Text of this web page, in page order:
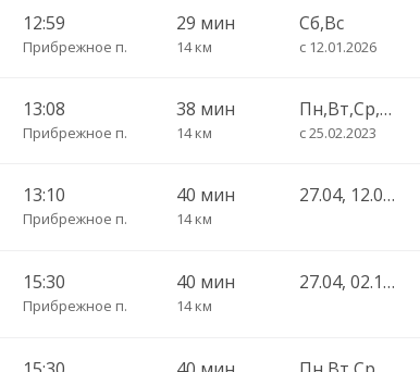
12:59
Прибрежное п.
29 мин
14 км
Сб,Вс
с 12.01.2026
13:08
Прибрежное п.
38 мин
14 км
Пн,Вт,Ср,Чт,Пт
с 25.02.2023
13:10
Прибрежное п.
40 мин
14 км
27.04, 12.06, 02.11, 28.12, 01.11
15:30
Прибрежное п.
40 мин
14 км
27.04, 02.11, 28.12, 01.11